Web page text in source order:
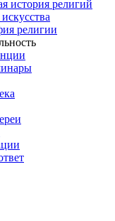
история религий
религии